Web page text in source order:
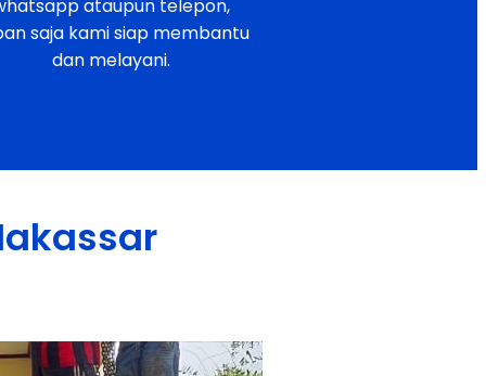
ataupun telepon,
saja kami siap membantu
dan melayani.